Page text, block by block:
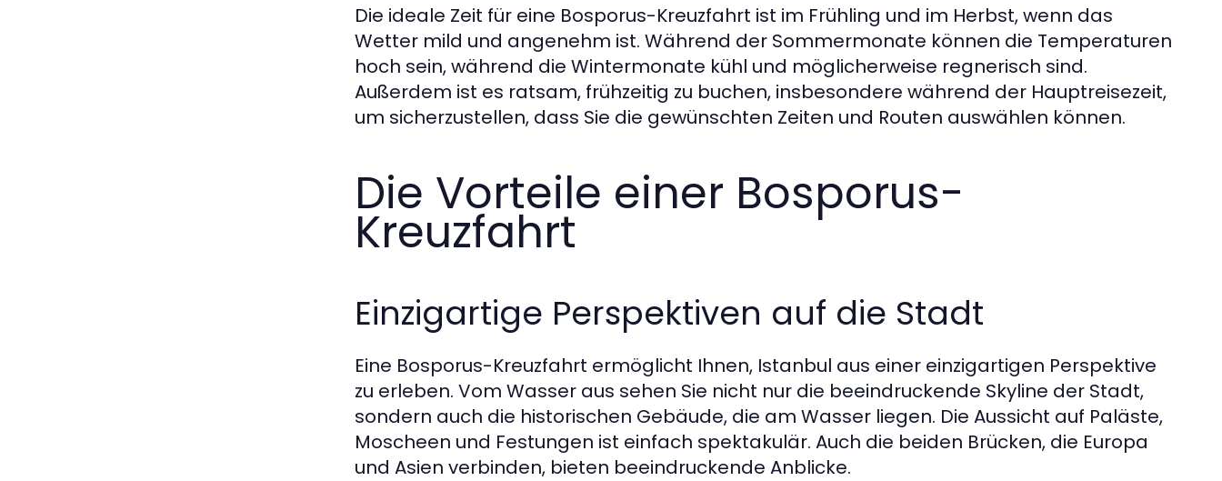
Die ideale Zeit für eine Bosporus-Kreuzfahrt ist im Frühling und im Herbst, wenn das
Wetter mild und angenehm ist. Während der Sommermonate können die Temperaturen
hoch sein, während die Wintermonate kühl und möglicherweise regnerisch sind.
Außerdem ist es ratsam, frühzeitig zu buchen, insbesondere während der Hauptreisezeit,
um sicherzustellen, dass Sie die gewünschten Zeiten und Routen auswählen können.
Die Vorteile einer Bosporus-
Kreuzfahrt
Einzigartige Perspektiven auf die Stadt
Eine Bosporus-Kreuzfahrt ermöglicht Ihnen, Istanbul aus einer einzigartigen Perspektive
zu erleben. Vom Wasser aus sehen Sie nicht nur die beeindruckende Skyline der Stadt,
sondern auch die historischen Gebäude, die am Wasser liegen. Die Aussicht auf Paläste,
Moscheen und Festungen ist einfach spektakulär. Auch die beiden Brücken, die Europa
und Asien verbinden, bieten beeindruckende Anblicke.